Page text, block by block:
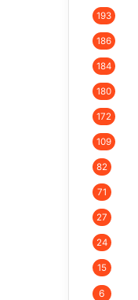
193
186
184
180
172
109
82
71
27
24
15
6